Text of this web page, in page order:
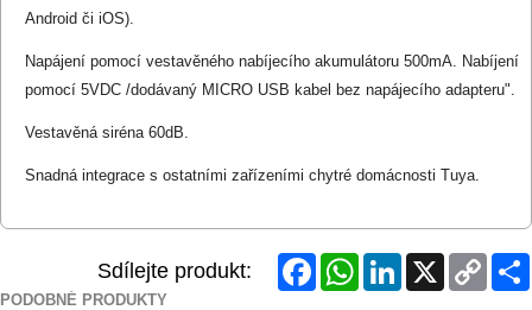
Android či iOS).
Napájení pomocí vestavěného nabíjecího akumulátoru 500mA. Nabíjení
pomocí 5VDC /dodávaný MICRO USB kabel bez napájecího adapteru".
Vestavěná siréna 60dB.
Snadná integrace s ostatními zařízeními chytré domácnosti Tuya.
Sdílejte produkt: FacebookWhatsAppLinkedInX
Copy
Link
PODOBNÉ PRODUKTY